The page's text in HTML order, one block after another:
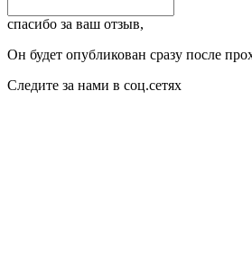
спасибо за ваш отзыв,
Он будет опубликован сразу после
Следите за нами в соц.сетях